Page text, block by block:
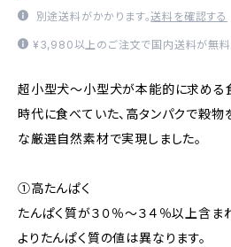
別途送料がかかります。送料を確認する
¥3,980以上のご注文で国内送料が無料
超小型犬〜小型犬が本能的に求める
時代に食べていた、高タンパクで穀
な厳選自然素材で実現しました。
①高たんぱく
たんぱく質が３０％〜３４％以上含ま
よりたんぱく質の値は異なります。